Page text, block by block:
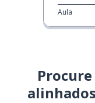
Aula